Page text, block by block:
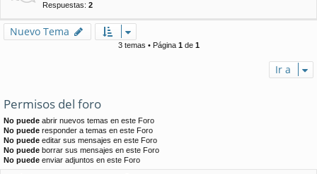
Respuestas: 2
Nuevo Tema
3 temas • Página 1de 1
Ir a
Permisos del foro
No puede abrir nuevos temas en este Foro
No puede responder a temas en este Foro
No puede editar sus mensajes en este Foro
No puede borrar sus mensajes en este Foro
No puede enviar adjuntos en este Foro